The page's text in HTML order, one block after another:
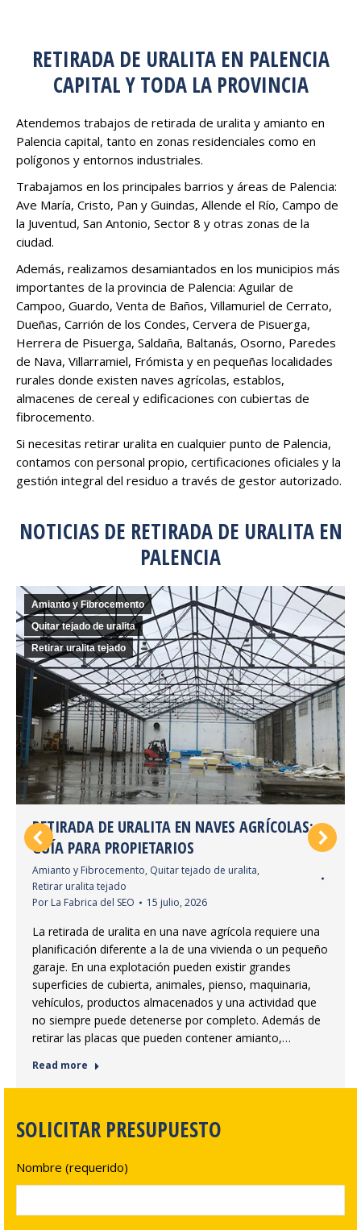
RETIRADA DE URALITA EN PALENCIA
CAPITAL Y TODA LA PROVINCIA
Atendemos trabajos de retirada de uralita y amianto en
Palencia capital, tanto en zonas residenciales como en
polígonos y entornos industriales.
Trabajamos en los principales barrios y áreas de Palencia:
Ave María, Cristo, Pan y Guindas, Allende el Río, Campo de
la Juventud, San Antonio, Sector 8 y otras zonas de la
ciudad.
Además, realizamos desamiantados en los municipios más
importantes de la provincia de Palencia: Aguilar de
Campoo, Guardo, Venta de Baños, Villamuriel de Cerrato,
Dueñas, Carrión de los Condes, Cervera de Pisuerga,
Herrera de Pisuerga, Saldaña, Baltanás, Osorno, Paredes
de Nava, Villarramiel, Frómista y en pequeñas localidades
rurales donde existen naves agrícolas, establos,
almacenes de cereal y edificaciones con cubiertas de
fibrocemento.
Si necesitas retirar uralita en cualquier punto de Palencia,
contamos con personal propio, certificaciones oficiales y la
gestión integral del residuo a través de gestor autorizado.
NOTICIAS DE RETIRADA DE URALITA EN
PALENCIA
Amianto y Fibrocemento
Quitar tejado de uralita
Retirar uralita tejado
RETIRADA DE URALITA EN NAVES AGRÍCOLAS:
GUÍA PARA PROPIETARIOS
Amianto y Fibrocemento, Quitar tejado de uralita,
Retirar uralita tejado
Por La Fabrica del SEO 15 julio, 2026
La retirada de uralita en una nave agrícola requiere una
planificación diferente a la de una vivienda o un pequeño
garaje. En una explotación pueden existir grandes
superficies de cubierta, animales, pienso, maquinaria,
vehículos, productos almacenados y una actividad que
no siempre puede detenerse por completo. Además de
retirar las placas que pueden contener amianto,…
Read more
SOLICITAR PRESUPUESTO
Nombre (requerido)